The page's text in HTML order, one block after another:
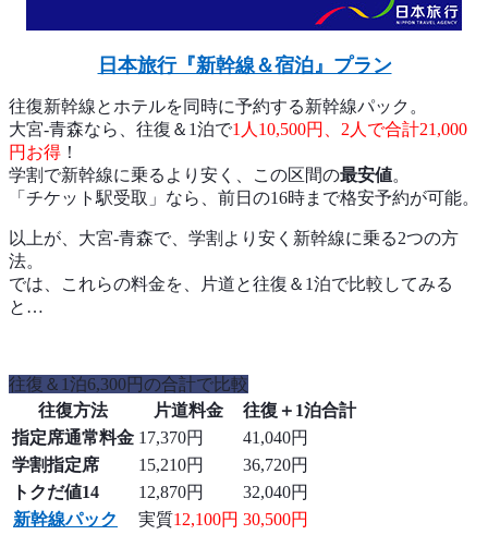
日本旅行『新幹線＆宿泊』プラン
往復新幹線とホテルを同時に予約する新幹線パック。
大宮-青森なら、往復＆1泊で1人10,500円、2人で合計21,000
円お得 ！
学割で新幹線に乗るより安く、この区間の最安値。
「チケット駅受取」なら、前日の16時まで格安予約が可能。
以上が、大宮-青森で、学割より安く新幹線に乗る2つの方
法。
では、これらの料金を、片道と往復＆1泊で比較してみる
と…
往復＆1泊6,300円の合計で比較
往復方法
片道料金
往復＋1泊合計
指定席通常料金 17,370円
41,040円
学割指定席
15,210円
36,720円
トクだ値14
12,870円
32,040円
新幹線パック
実質12,100円 30,500円